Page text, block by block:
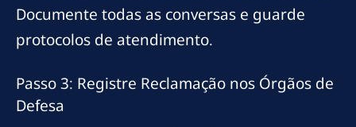
Documente todas as conversas e guarde
protocolos de atendimento.
Passo 3: Registre Reclamação nos Órgãos de
Defesa